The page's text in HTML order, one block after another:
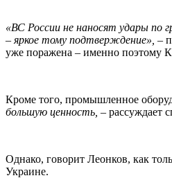
«ВС России не наносят удары по
– яркое тому подтверждение», –
уже поражена – именно поэтому
Кроме того, промышленное
большую ценность, – рассуждает
Однако, говорит Леонков, как
Украине.